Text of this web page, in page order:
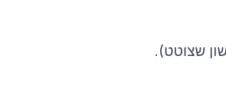
שצוטט).